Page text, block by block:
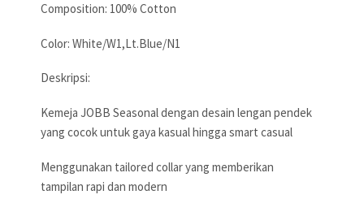
Composition: 100% Cotton
Color: White/W1,Lt.Blue/N1
Deskripsi:
Kemeja JOBB Seasonal dengan desain lengan pendek
yang cocok untuk gaya kasual hingga smart casual
Menggunakan tailored collar yang memberikan
tampilan rapi dan modern